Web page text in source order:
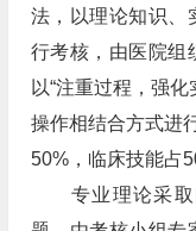
法，以理论知识、
行考核，由医院组
以“注重过程，强
操作相结合方式进
50%，临床技能占
专业理论采取